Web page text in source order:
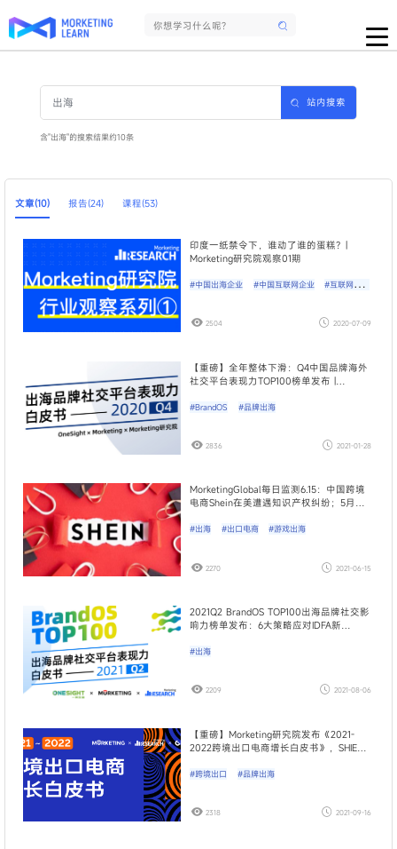
站内搜索
含"出海"的搜索结果约10条
文章(10) 报告(24) 课程(53)
印度一纸禁令下，谁动了谁的蛋糕？|
Morketing研究院观察01期
#中国出海企业 #中国互联网企业
#互联网出海
2504 2020-07-09
【重磅】全年整体下滑：Q4中国品牌海外
社交平台表现力TOP100榜单发布 |
#BrandOS #品牌出海
2836 2021-01-28
MorketingGlobal每日监测6.15：中国跨境
电商Shein在美遭遇知识产权纠纷；5月移
前十
#出海 #出口电商 #游戏出海
2270 2021-06-15
2021Q2 BrandOS TOP100出海品牌社交影
响力榜单发布：6大策略应对IDFA新
#出海
2209 2021-08-06
​【重磅】Morketing研究院发布《2021-
2022跨境出口电商增长白皮书》，SHIEN
#跨境出口 #品牌出海
2318 2021-09-16